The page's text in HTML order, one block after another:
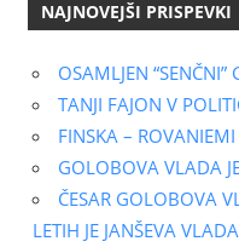
NAJNOVEJŠI PRISPEVKI
OSAMLJEN
TANJI FAJON V
FINSKA –
GOLOBOVA VLADA
ČESAR GOLOBOVA
LETIH JE JANŠEVA